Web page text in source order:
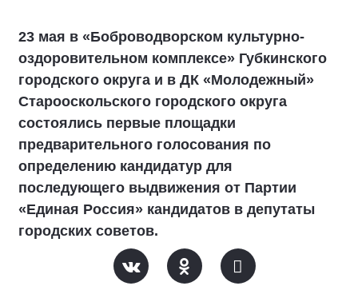
23 мая в «Боброводворском культурно-
оздоровительном комплексе» Губкинского
городского округа и в ДК «Молодежный»
Старооскольского городского округа
состоялись первые площадки
предварительного голосования по
определению кандидатур для
последующего выдвижения от Партии
«Единая Россия» кандидатов в депутаты
городских советов.